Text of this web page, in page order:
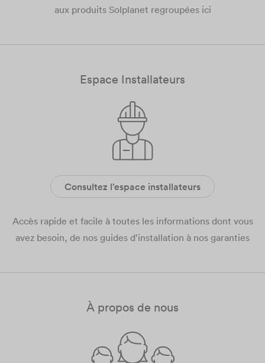
aux produits Solplanet regroupées ici
Espace Installateurs​
Consultez l’espace installateurs​
Accès rapide et facile à toutes les informations dont vous
avez besoin, de nos guides d’installation à nos garanties​
À propos de nous